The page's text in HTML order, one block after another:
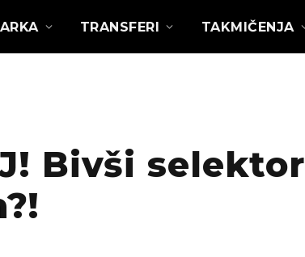
TRANSFERI TAKMIČENJA
Bivši selektor